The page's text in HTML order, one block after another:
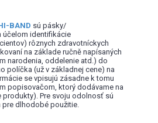
BAND sú pásky/
účelom identifikácie
rôznych zdravotníckych
na základe ručně napísaných
narodenia, oddelenie atd.) do
políčka (už v základnej cene) na
se vpisujú zásadne k tomu
popisovačom, ktorý dodávame na
produkty). Pre svoju odolnosť sú
dlhodobé použitie.